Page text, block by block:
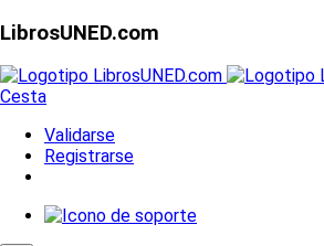
LibrosUNED.com
Cesta
Validarse
Registrarse